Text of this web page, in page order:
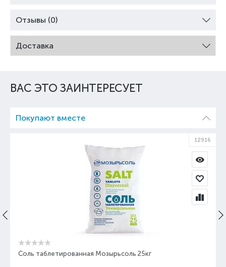
Отзывы (0)
Доставка
ВАС ЭТО ЗАИНТЕРЕСУЕТ
Покупают вместе
12916
Соль таблетированная Мозырьсоль 25кг